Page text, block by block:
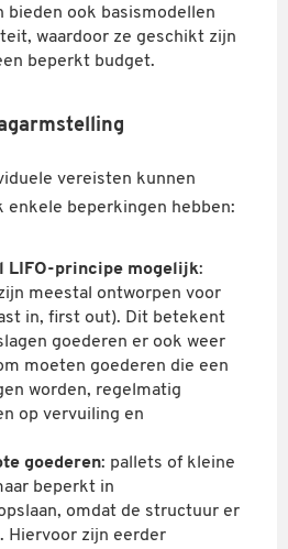
ook basismodellen
waardoor ze geschikt zijn
beperkt budget.
vereisten kunnen
enkele beperkingen hebben:
LIFO-principe mogelijk:
meestal ontworpen voor
in, first out). Dit betekent
goederen er ook weer
moeten goederen die een
worden, regelmatig
op vervuiling en
goederen: pallets of kleine
beperkt in
omdat de structuur er
Hiervoor zijn eerder